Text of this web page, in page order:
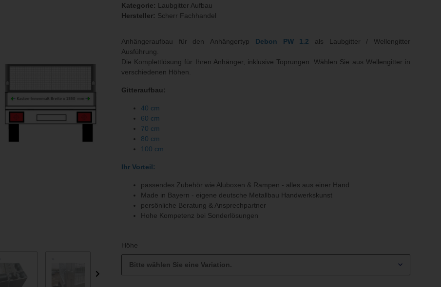
Kategorie: Laubgitter Aufbau
Hersteller: Scherr Fachhandel
Anhängeraufbau für den Anhängertyp Debon PW 1.2 als Laubgitter / Wellengitter
Ausführung.
Die Komplettlösung für Ihren Anhänger, inklusive Toprungen. Wählen Sie aus Wellengitter in
verschiedenen Höhen.
Gitteraufbau:
40 cm
60 cm
70 cm
80 cm
100 cm
Ihr Vorteil:
passendes Zubehör wie Aluboxen & Rampen - alles aus einer Hand
Made in Bayern - eigene deutsche Metallbau Handwerkskunst
persönliche Beratung & Ansprechpartner
Hohe Kompetenz bei Sonderlösungen
Höhe
Bitte wählen Sie eine Variation.